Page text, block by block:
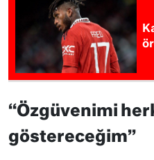
“Özgüvenimi
göstereceğim”